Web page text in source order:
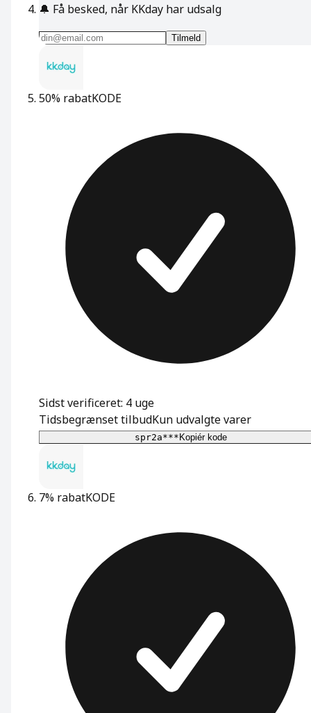
🔔 Få besked, når KKday har udsalg
Tilmeld
50% rabatKODE
Sidst verificeret: 4 uge
Tidsbegrænset tilbudKun udvalgte varer
spr2a***Kopiér kode
7% rabatKODE